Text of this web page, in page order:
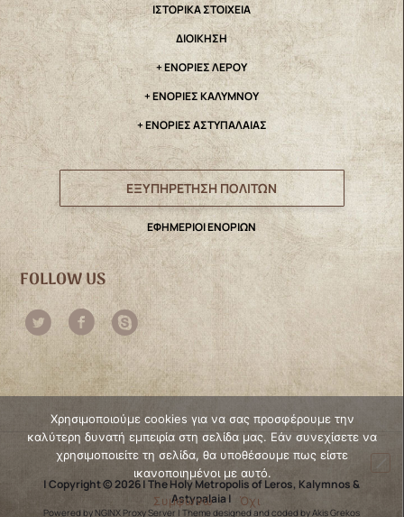
IΣΤΟΡΙΚΑ ΣΤΟΙΧΕΙΑ
ΔΙΟΙΚΗΣΗ
+ ΕΝΟΡΙΕΣ ΛΕΡΟΥ
+ ΕΝΟΡΙΕΣ ΚΑΛΥΜΝΟΥ
+ ΕΝΟΡΙΕΣ ΑΣΤΥΠΑΛΑΙΑΣ
ΕΞΥΠΗΡΕΤΗΣΗ ΠΟΛΙΤΩΝ
ΕΦΗΜΕΡΙΟΙ ΕΝΟΡΙΩΝ
FOLLOW US
| Copyright © 2026 | The Holy Metropolis of Leros, Kalymnos &
Astypalaia |
Powered by NGINX Proxy Server |Theme designed and coded by Akis Grekos
Χρησιμοποιούμε cookies για να σας προσφέρουμε την
καλύτερη δυνατή εμπειρία στη σελίδα μας. Εάν συνεχίσετε να
χρησιμοποιείτε τη σελίδα, θα υποθέσουμε πως είστε
ικανοποιημένοι με αυτό.
Συμφωνώ
Όχι